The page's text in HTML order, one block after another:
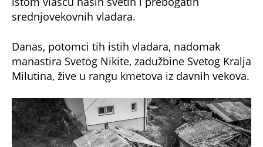
srednjovekovnih vladara.
Danas, potomci tih istih vladara, nadomak
manastira Svetog Nikite, zadužbine Svetog Kralja
Milutina, žive u rangu kmetova iz davnih vekova.